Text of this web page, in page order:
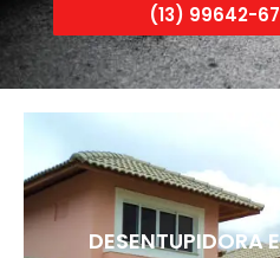
(13) 99642-
DESENTUPIDORA